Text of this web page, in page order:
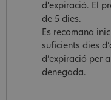
d'expiració. El
de 5 dies.
Es recomana
suficients dies
d’expiració per
denegada.